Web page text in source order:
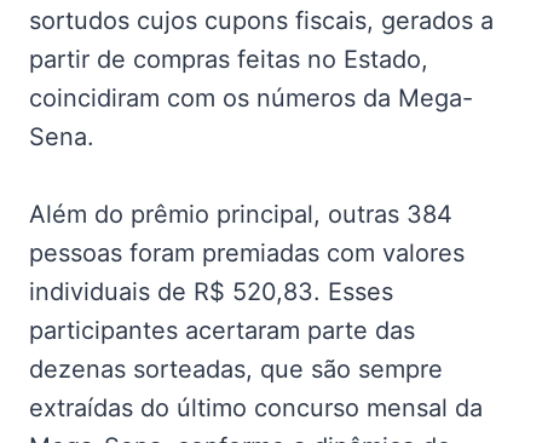
sortudos cujos cupons fiscais, gerados a
partir de compras feitas no Estado,
coincidiram com os números da Mega-
Sena.
Além do prêmio principal, outras 384
pessoas foram premiadas com valores
individuais de R$ 520,83. Esses
participantes acertaram parte das
dezenas sorteadas, que são sempre
extraídas do último concurso mensal da